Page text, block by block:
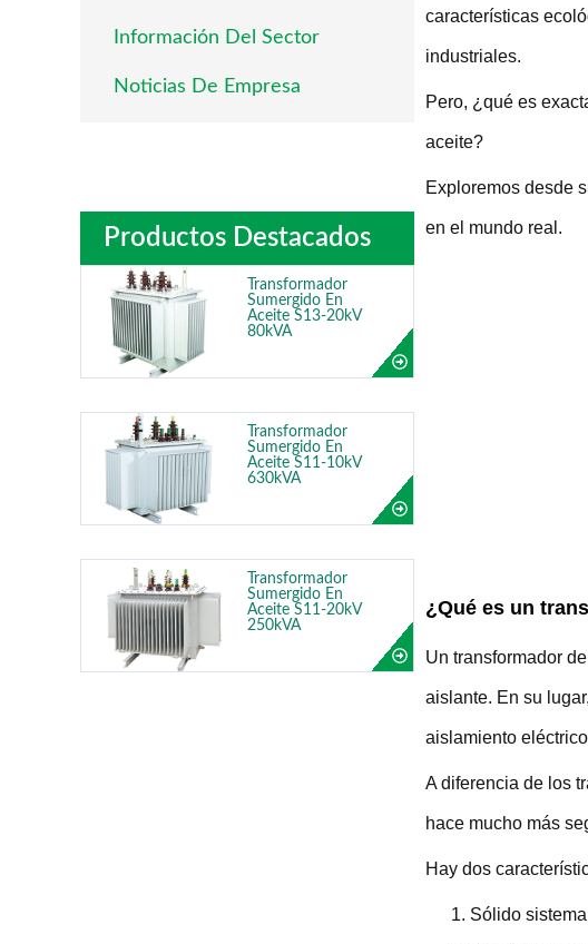
Información Del Sector
Noticias De Empresa
Productos Destacados
Transformador
Sumergido En
Aceite S13-20kV
80kVA
Transformador
Sumergido En
Aceite S11-10kV
630kVA
Transformador
Sumergido En
Aceite S11-20kV
250kVA
características
industriales.
Pero, ¿qué es
aceite?
Exploremos desde
en el mundo real.
¿Qué es un
Un transformador
aislante. En su
aislamiento
A diferencia de los
hace mucho más
Hay dos
Sólido